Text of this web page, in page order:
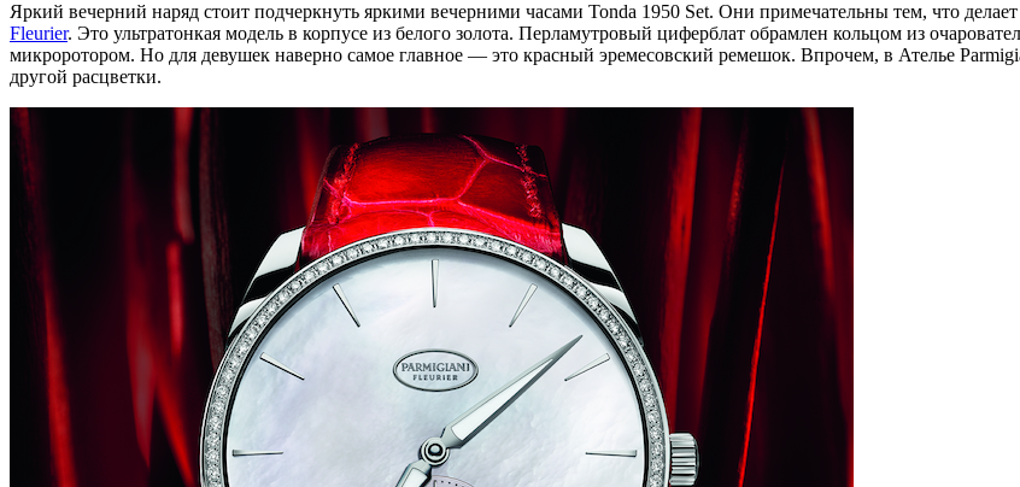
Яркий вечерний наряд стоит подчеркнуть яркими вечерними часами Tonda 1950 Set. Они примечательны тем, что
Fleurier. Это ультратонкая модель в корпусе из белого золота. Перламутровый циферблат обрамлен кольцом из
микроротором. Но для девушек наверно самое главное — это красный эремесовский ремешок. Впрочем, в Ателье
другой расцветки.